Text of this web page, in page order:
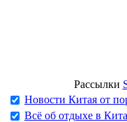
Рассылки
Новости Китая от
Всё об отдыхе в